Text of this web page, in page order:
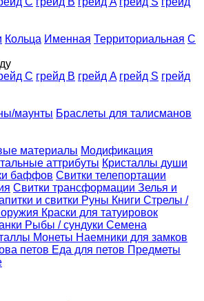
Кольца Именная Территориальная С
C грейд B грейд A грейд S грейд
маунты Браслеты для талисманов
материалы Модификация
аттрибуты Кристаллы души
баффов Свитки телепортации
Свитки трансформации Зелья и
и свитки Руны Книги Стрелы /
Краски для татуировок
Рыбы / сундуки Семена
Монеты Наемники для замков
петов Еда для петов Предметы